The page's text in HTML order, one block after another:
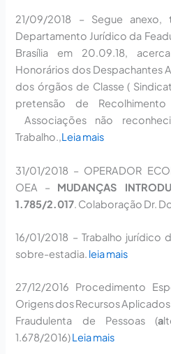
21/09/2018 – Segue anexo,
Departamento Jurídico da
Brasília em 20.09.18,
Honorários dos Despachantes
dos órgãos de Classe (
pretensão de
Associações não
Trabalho.,Leia mais
31/01/2018 – OPERADOR
OEA – MUDANÇAS
1.785/2.017. Colaboração Dr.
16/01/2018 – Trabalho jurídico
sobre-estadia. leia mais
27/12/2016 Procedimento
Origens dos Recursos
Fraudulenta de Pessoas (a
1.678/2016)Leia mais